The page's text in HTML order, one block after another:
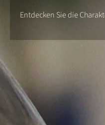
Entdecken Sie die